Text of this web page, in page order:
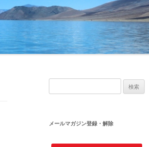
メールマガジン登録・解除